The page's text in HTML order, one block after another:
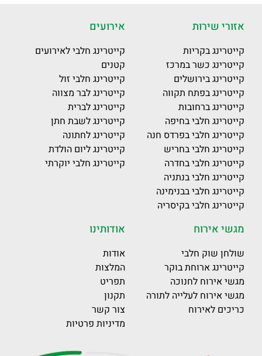
אזורי שירות
קייטרינג בקריות
קייטרינג כשר במרכז
קייטרינג בירושלים
קייטרינג בפתח תקווה
קייטרינג ברחובות
קייטרינג חלבי בחיפה
קייטרינג חלבי בפרדס חנה
קייטרינג חלבי בחריש
קייטרינג חלבי בחדרה
קייטרינג חלבי בנתניה
קייטרינג חלבי בבנימינה
קייטרינג חלבי בקיסריה
אירועים
קייטרינג חלבי לאירועים
קטנים
קייטרינג חלבי זול
קייטרינג לבר מצווה
קייטרינג לברית
קייטרינג לשבת חתן
קייטרינג לחתונה
קייטרינג ליום הולדת
קייטרינג חלבי יוקרתי
מגשי אירוח
שולחן שוק חלבי
קייטרינג ארוחת בוקר
מגשי אירוח לחנוכה
מגשי אירוח לעלייה לתורה
כריכים לאירוח
אודותינו
אודות
המלצות
תפריט
תקנון
צור קשר
מדיניות פרטיות